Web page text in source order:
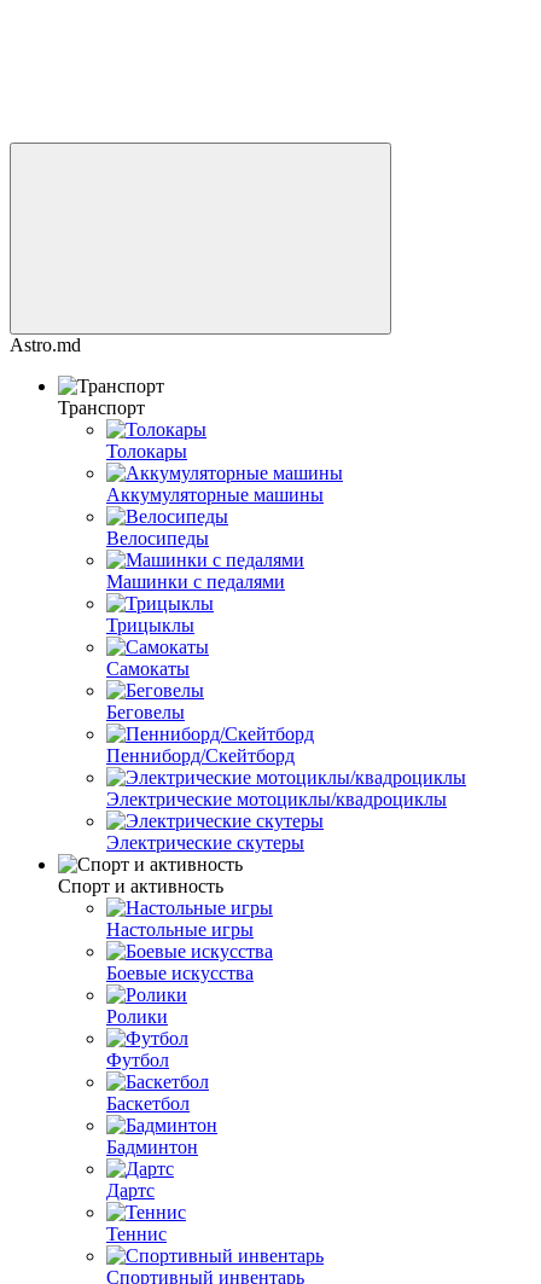
Astro.md
Транспорт
Толокары
Аккумуляторные машины
Велосипеды
Машинки с педалями
Трицыклы
Самокаты
Беговелы
Пенниборд/Скейтборд
Электрические мотоциклы/квадроциклы
Электрические скутеры
Спорт и активность
Настольные игры
Боевые искусства
Ролики
Футбол
Баскетбол
Бадминтон
Дартс
Теннис
Спортивный инвентарь